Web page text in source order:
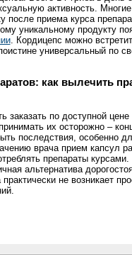
активность.
после приема курса
уникальному продукту
. Кордицепс можно
универсальный по
как вылечить
заказать по доступной
их осторожно –
последствия, особенно
врача прием капсул
препараты
альтернатива
не возникает